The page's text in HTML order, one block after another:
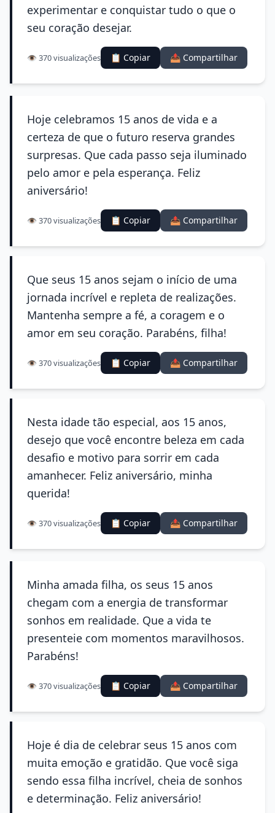
experimentar e conquistar tudo o que o
seu coração desejar.
👁️ 370 visualizações 📋 Copiar 📤 Compartilhar
Hoje celebramos 15 anos de vida e a
certeza de que o futuro reserva grandes
surpresas. Que cada passo seja iluminado
pelo amor e pela esperança. Feliz
aniversário!
👁️ 370 visualizações 📋 Copiar 📤 Compartilhar
Que seus 15 anos sejam o início de uma
jornada incrível e repleta de realizações.
Mantenha sempre a fé, a coragem e o
amor em seu coração. Parabéns, filha!
👁️ 370 visualizações 📋 Copiar 📤 Compartilhar
Nesta idade tão especial, aos 15 anos,
desejo que você encontre beleza em cada
desafio e motivo para sorrir em cada
amanhecer. Feliz aniversário, minha
querida!
👁️ 370 visualizações 📋 Copiar 📤 Compartilhar
Minha amada filha, os seus 15 anos
chegam com a energia de transformar
sonhos em realidade. Que a vida te
presenteie com momentos maravilhosos.
Parabéns!
👁️ 370 visualizações 📋 Copiar 📤 Compartilhar
Hoje é dia de celebrar seus 15 anos com
muita emoção e gratidão. Que você siga
sendo essa filha incrível, cheia de sonhos
e determinação. Feliz aniversário!